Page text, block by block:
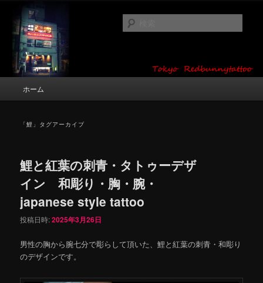
ン
ツ
東京 タトゥースタジオ 吉祥寺 Red
Bunny Tattoo タトゥーデザイン・タ
トゥー画像
タトゥーデザイン・画像の紹介（和彫り・ワンポイント・girl tattoo）
ホーム
「鯉 」タグアーカイブ
鯉と紅葉の刺青・タトゥーデザ
イン 和彫り・胸・腕・
japanese style tattoo
投稿日時:2025年3月26日
男性の胸から腕七分で彫らして頂いた、鯉と紅葉の刺青・和彫り
のデザインです。